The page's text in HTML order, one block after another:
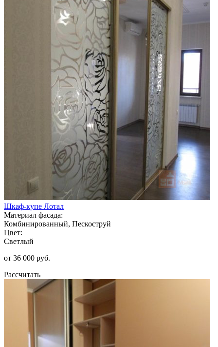
Шкаф-купе Лотал
Материал фасада:
Комбинированный, Пескоструй
Цвет:
Светлый
от 36 000 руб.
Рассчитать